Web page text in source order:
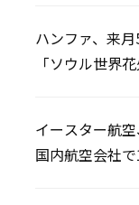
ハンファ、来
「ソウル世界
イースター航
国内航空会社